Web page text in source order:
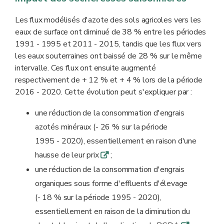
Les flux modélisés d'azote des sols agricoles vers les
eaux de surface ont diminué de 38 % entre les périodes
1991 - 1995 et 2011 - 2015, tandis que les flux vers
les eaux souterraines ont baissé de 28 % sur le même
intervalle. Ces flux ont ensuite augmenté
respectivement de + 12 % et + 4 % lors de la période
2016 - 2020. Cette évolution peut s'expliquer par :
une réduction de la consommation d'engrais
azotés minéraux (- 26 % sur la période
1995 - 2020), essentiellement en raison d'une
hausse de leur prixq;
une réduction de la consommation d'engrais
organiques sous forme d'effluents d'élevage
(- 18 % sur la période 1995 - 2020),
essentiellement en raison de la diminution du